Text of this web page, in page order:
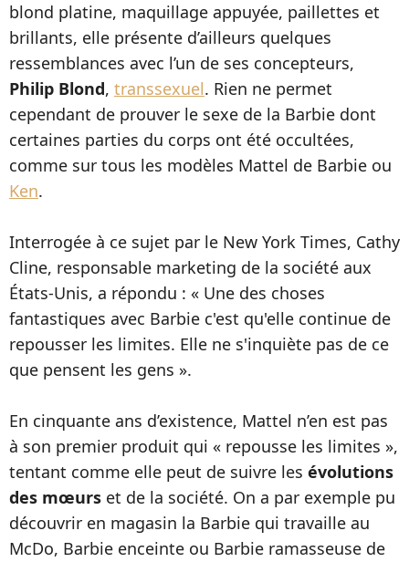
blond platine, maquillage appuyée, paillettes et
brillants, elle présente d’ailleurs quelques
ressemblances avec l’un de ses concepteurs,
Philip Blond, transsexuel. Rien ne permet
cependant de prouver le sexe de la Barbie dont
certaines parties du corps ont été occultées,
comme sur tous les modèles Mattel de Barbie ou
Ken.
Interrogée à ce sujet par le New York Times, Cathy
Cline, responsable marketing de la société aux
États-Unis, a répondu : « Une des choses
fantastiques avec Barbie c'est qu'elle continue de
repousser les limites. Elle ne s'inquiète pas de ce
que pensent les gens ».
En cinquante ans d’existence, Mattel n’en est pas
à son premier produit qui « repousse les limites »,
tentant comme elle peut de suivre les évolutions
des mœurs et de la société. On a par exemple pu
découvrir en magasin la Barbie qui travaille au
McDo, Barbie enceinte ou Barbie ramasseuse de